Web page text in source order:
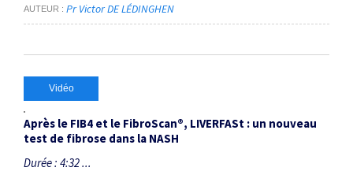
AUTEUR Pr Victor DE LÉDINGHEN
Vidéo
Après le FIB4 et le FibroScan®, LIVERFASt : un nouveau
test de fibrose dans la NASH
Durée : 4:32 ...